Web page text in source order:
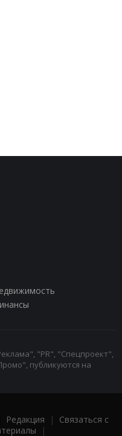
"PR", "Спецпроект",
публикуются на
Редакция | Связаться с
|